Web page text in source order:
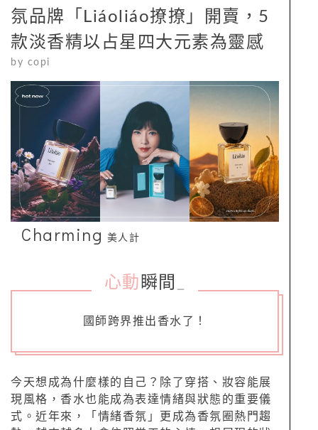
國師唐綺陽推出香水了！全新香
氛品牌「Liáoliáo撩撩」開賣，5
款淡香精以占星四大元素為靈感
bycopi
Charming 美人計
心動瞬間_